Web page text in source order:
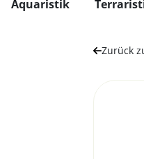
Aquaristik
Zurück